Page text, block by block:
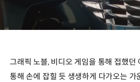
그래픽 노블, 비디오 게임을 통해 접했던
통해 손에 잡힐 듯 생생하게 다가오는 가